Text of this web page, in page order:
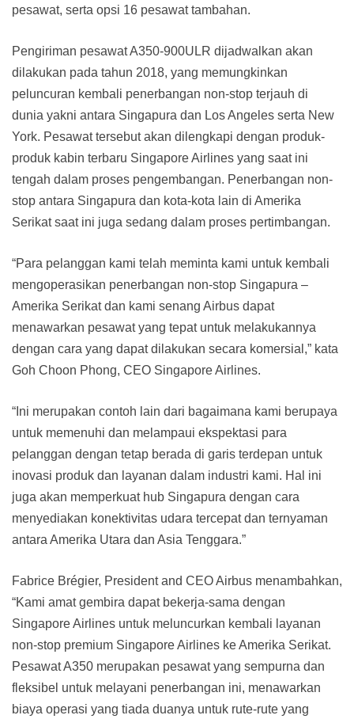
pesawat, serta opsi 16 pesawat tambahan.
Pengiriman pesawat A350-900ULR dijadwalkan akan
dilakukan pada tahun 2018, yang memungkinkan
peluncuran kembali penerbangan non-stop terjauh di
dunia yakni antara Singapura dan Los Angeles serta New
York. Pesawat tersebut akan dilengkapi dengan produk-
produk kabin terbaru Singapore Airlines yang saat ini
tengah dalam proses pengembangan. Penerbangan non-
stop antara Singapura dan kota-kota lain di Amerika
Serikat saat ini juga sedang dalam proses pertimbangan.
“Para pelanggan kami telah meminta kami untuk kembali
mengoperasikan penerbangan non-stop Singapura –
Amerika Serikat dan kami senang Airbus dapat
menawarkan pesawat yang tepat untuk melakukannya
dengan cara yang dapat dilakukan secara komersial,” kata
Goh Choon Phong, CEO Singapore Airlines.
“Ini merupakan contoh lain dari bagaimana kami berupaya
untuk memenuhi dan melampaui ekspektasi para
pelanggan dengan tetap berada di garis terdepan untuk
inovasi produk dan layanan dalam industri kami. Hal ini
juga akan memperkuat hub Singapura dengan cara
menyediakan konektivitas udara tercepat dan ternyaman
antara Amerika Utara dan Asia Tenggara.”
Fabrice Brégier, President and CEO Airbus menambahkan,
“Kami amat gembira dapat bekerja-sama dengan
Singapore Airlines untuk meluncurkan kembali layanan
non-stop premium Singapore Airlines ke Amerika Serikat.
Pesawat A350 merupakan pesawat yang sempurna dan
fleksibel untuk melayani penerbangan ini, menawarkan
biaya operasi yang tiada duanya untuk rute-rute yang